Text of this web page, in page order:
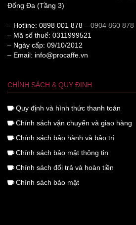
Đống Đa (Tầng 3)
– Hotline: 0898 001 878 – 0904 860 878
– Mã số thuế: 0311999521
– Ngày cấp: 09/10/2012
– Email: info@procaffe.vn
CHÍNH SÁCH & QUY ĐỊNH
Quy định và hình thức thanh toán
Chính sách vận chuyển và giao hàng
Chính sách bảo hành và bảo trì
Chính sách bảo mật thông tin
Chính sách đổi trả và hoàn tiền
Chính sách bảo mật